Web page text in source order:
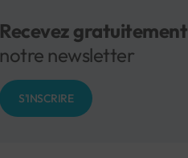
Recevez gratuitement
notre newsletter
S'INSCRIRE